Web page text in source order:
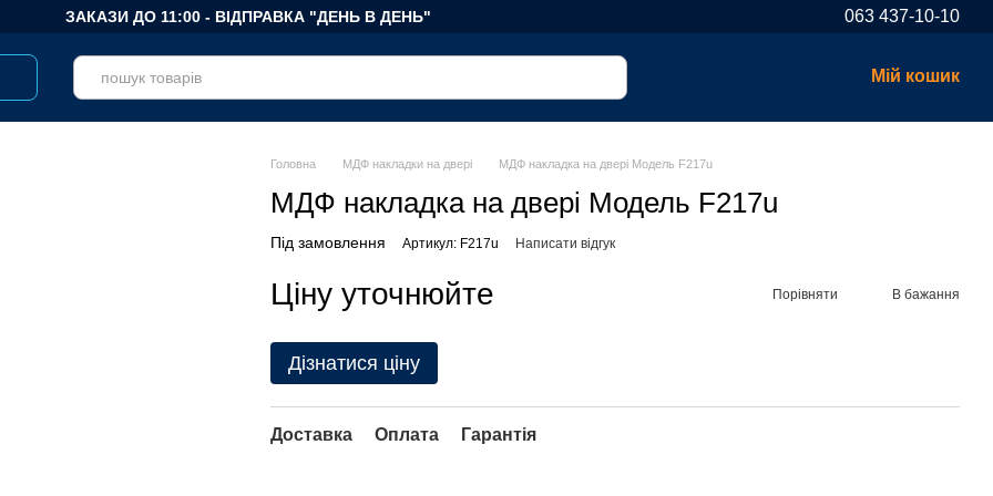
ЗАКАЗИ ДО 11:00 - ВІДПРАВКА "ДЕНЬ В ДЕНЬ" 063 437-10-10
Мій кошик
Головна МДФ накладки на двері МДФ накладка на двері Модель F217u
МДФ накладка на двері Модель F217u
Під замовлення Артикул: F217u Написати відгук
Ціну уточнюйте Порівняти В бажання
Дізнатися ціну
Доставка Оплата Гарантія